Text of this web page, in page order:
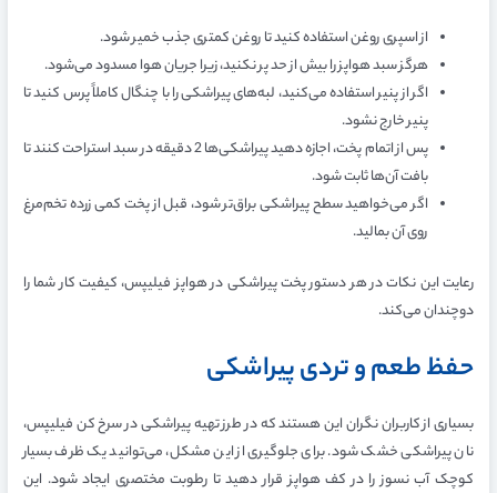
از اسپری روغن استفاده کنید تا روغن کمتری جذب خمیر شود.
هرگز سبد هواپز را بیش از حد پر نکنید، زیرا جریان هوا مسدود می‌شود.
اگر از پنیر استفاده می‌کنید، لبه‌های پیراشکی را با چنگال کاملاً پرس کنید تا
پنیر خارج نشود.
پس از اتمام پخت، اجازه دهید پیراشکی‌ها 2 دقیقه در سبد استراحت کنند تا
بافت آن‌ها ثابت شود.
اگر می‌خواهید سطح پیراشکی براق‌تر شود، قبل از پخت کمی زرده تخم‌مرغ
روی آن بمالید.
رعایت این نکات در هر دستور پخت پیراشکی در هواپز فیلیپس، کیفیت کار شما را
دوچندان می‌کند.
حفظ طعم و تردی پیراشکی
بسیاری از کاربران نگران این هستند که در طرز تهیه پیراشکی در سرخ کن فیلیپس،
نان پیراشکی خشک شود. برای جلوگیری از این مشکل، می‌توانید یک ظرف بسیار
کوچک آب نسوز را در کف هواپز قرار دهید تا رطوبت مختصری ایجاد شود. این